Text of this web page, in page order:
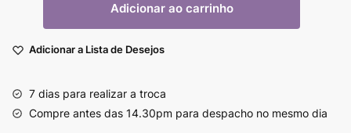
Adicionar ao carrinho
Adicionar a Lista de Desejos
7 dias para realizar a troca
Compre antes das 14.30pm para despacho no mesmo dia